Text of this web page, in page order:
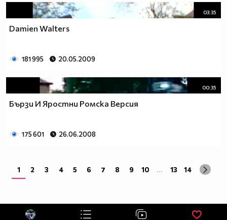
03:35
Damien Walters
181 995 20.05.2009
00:35
Бързи И Яростни Ромска Версия
175 601 26.06.2008
1 2 3 4 5 6 7 8 9 10 ... 13 14